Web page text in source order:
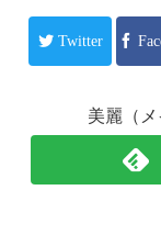
Twitter
美麗（